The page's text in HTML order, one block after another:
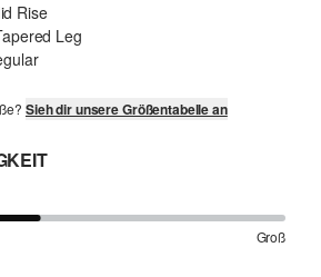
Rise
Leg
Sieh dir unsere Größentabelle an
Groß